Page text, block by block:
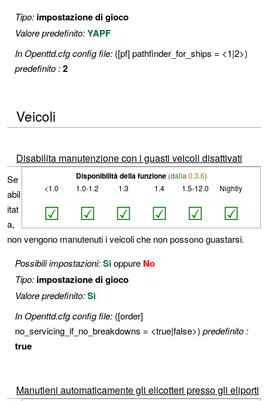
Tipo: impostazione di gioco
Valore predefinito:YAPF
In Openttd.cfg config file: ([pf] pathfinder_for_ships = <1|2>)
predefinito :2
Veicoli
Disabilita manutenzione con i guasti veicoli disattivati
Disponibilità della funzione (dalla 0.3.6)
<1.0
☑
1.0-1.2
☑
1.3
☑
1.4
☑
1.5-12.0
☑
Nightly
☑
Se
abil
itat
a,
non vengono manutenuti i veicoli che non possono guastarsi.
Possibili impostazioni:Sì oppure No
Tipo: impostazione di gioco
Valore predefinito:Sì
In Openttd.cfg config file: ([order]
no_servicing_if_no_breakdowns = <true|false>) predefinito :
true
Manutieni automaticamente gli elicotteri presso gli eliporti